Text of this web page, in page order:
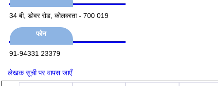
34 बी, डोवर रोड, कोलकाता - 700 019
फोन
91-94331 23379
लेखक सूची पर वापस जाएँ